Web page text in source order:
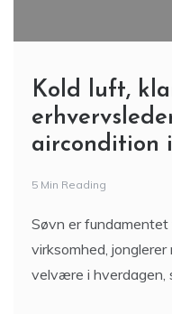
Kold luft,
aircondition
5 Min Reading
Søvn er
virksomhed,
velvære i hverdagen,